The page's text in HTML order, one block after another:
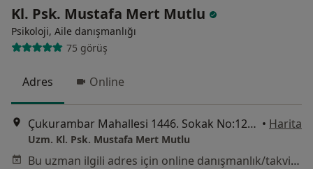
Kl. Psk. Mustafa Mert Mutlu
Psikoloji, Aile danışmanlığı
75 görüş
Adres Online
Çukurambar Mahallesi 1446. Sokak No:12/25 Alternatif Plaza,, Ankara • Harita
Uzm. Kl. Psk. Mustafa Mert Mutlu
Bu uzman ilgili adres için online danışmanlık/takvim sunmuyor.